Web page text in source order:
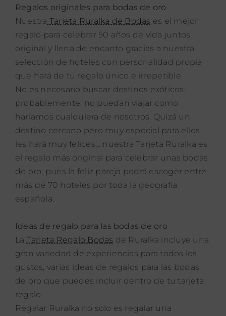
Regalos originales para bodas de oro
Nuestra Tarjeta Ruralka de Bodas es el mejor
regalo para celebrar 50 años de vida juntos,
original y llena de encanto gracias a nuestra
selección de hoteles con personalidad propia
que hará de tu regalo único e irrepetible
No es necesario buscar destinos exóticos;
probablemente, no puedan viajar como
haríamos cualquiera de nosotros. Quizá un
destino cercano pero muy especial para ellos
les hará muy felices… nuestra Tarjeta Ruralka es
el regalo más original para celebrar unas bodas
de oro, pues la feliz pareja podrá escoger entre
más de 70 hoteles por toda la geografía
española.
Ideas de regalo para las bodas de oro
La Tarjeta Regalo Bodas de Ruralka incluye una
gran variedad de experiencias para todos los
gustos, varias ideas de regalos para las bodas
de oro que puedes incluir dentro de tu tarjeta
regalo.
Regalar Ruralka no solo es regalar una